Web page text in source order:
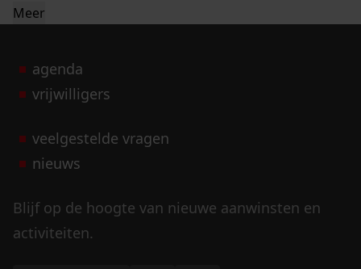
Meer
agenda
vrijwilligers
veelgestelde vragen
nieuws
Blijf op de hoogte van nieuwe aanwinsten en
activiteiten.